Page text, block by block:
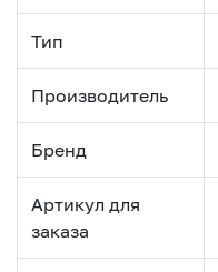
Тип
Производитель
Бренд
Артикул для
заказа